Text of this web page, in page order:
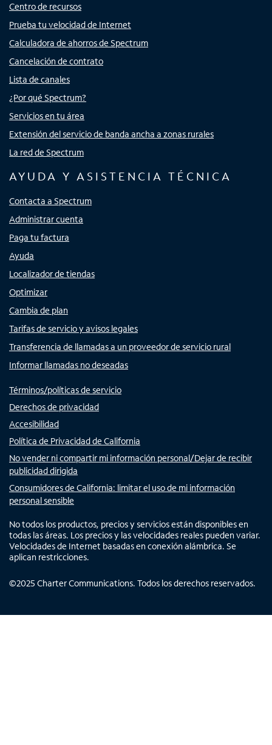
Centro de recursos
Prueba tu velocidad de Internet
Calculadora de ahorros de Spectrum
Cancelación de contrato
Lista de canales
¿Por qué Spectrum?
Servicios en tu área
Extensión del servicio de banda ancha a zonas rurales
La red de Spectrum
AYUDA Y ASISTENCIA TÉCNICA
Contacta a Spectrum
Administrar cuenta
Paga tu factura
Ayuda
Localizador de tiendas
Optimizar
Cambia de plan
Tarifas de servicio y avisos legales
Transferencia de llamadas a un proveedor de servicio rural
Informar llamadas no deseadas
Términos/políticas de servicio
Derechos de privacidad
Accesibilidad
Política de Privacidad de California
No vender ni compartir mi información personal/Dejar de recibir
publicidad dirigida
Consumidores de California: limitar el uso de mi información
personal sensible
No todos los productos, precios y servicios están disponibles en
todas las áreas. Los precios y las velocidades reales pueden variar.
Velocidades de Internet basadas en conexión alámbrica. Se
aplican restricciones.
©2025 Charter Communications. Todos los derechos reservados.